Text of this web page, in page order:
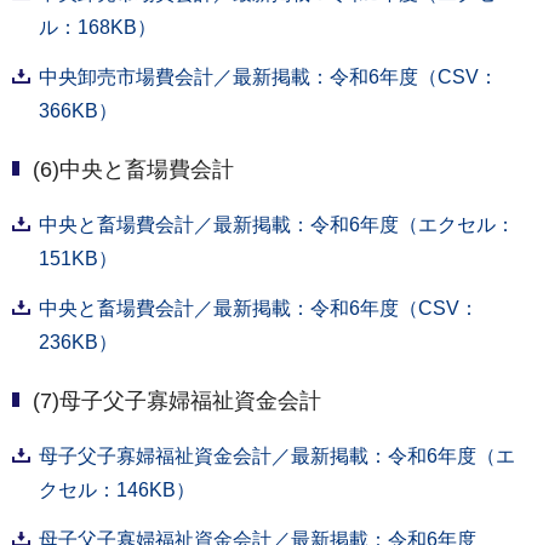
ル：168KB）
中央卸売市場費会計／最新掲載：令和6年度（CSV：
366KB）
(6)中央と畜場費会計
中央と畜場費会計／最新掲載：令和6年度（エクセル：
151KB）
中央と畜場費会計／最新掲載：令和6年度（CSV：
236KB）
(7)母子父子寡婦福祉資金会計
母子父子寡婦福祉資金会計／最新掲載：令和6年度（エ
クセル：146KB）
母子父子寡婦福祉資金会計／最新掲載：令和6年度